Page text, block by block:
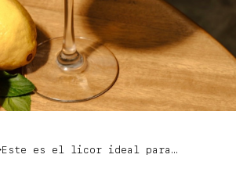
Este es el licor ideal para